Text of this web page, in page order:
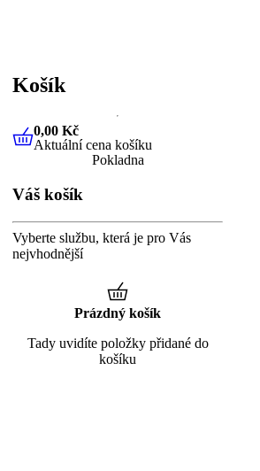
Košík
0,00 KčAktuální cena košíku
0,00 Kč
Aktuální cena košíku
Pokladna
Váš košík
Vyberte službu, která je pro Vás
nejvhodnější
Prázdný košík
Tady uvidíte položky přidané do
košíku